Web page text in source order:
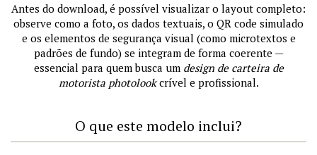
Antes do download, é possível visualizar o layout completo:
observe como a foto, os dados textuais, o QR code simulado
e os elementos de segurança visual (como microtextos e
padrões de fundo) se integram de forma coerente —
essencial para quem busca um design de carteira de
motorista photolookcrível e profissional.
O que este modelo inclui?